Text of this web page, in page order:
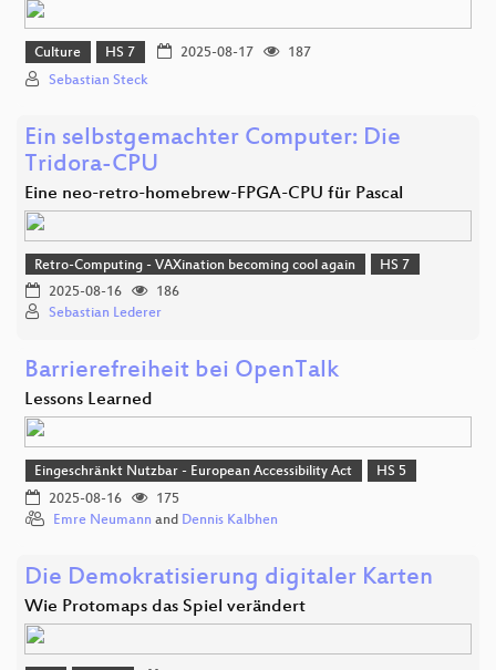
Culture HS 7 2025-08-17
187
Sebastian Steck
Ein selbstgemachter Computer: Die
Tridora-CPU
Eine neo-retro-homebrew-FPGA-CPU für Pascal
Retro-Computing - VAXination becoming cool again
HS 7
2025-08-16
186
Sebastian Lederer
Barrierefreiheit bei OpenTalk
Lessons Learned
Eingeschränkt Nutzbar - European Accessibility Act
HS 5
2025-08-16
175
Emre Neumann and Dennis Kalbhen
Die Demokratisierung digitaler Karten
Wie Protomaps das Spiel verändert